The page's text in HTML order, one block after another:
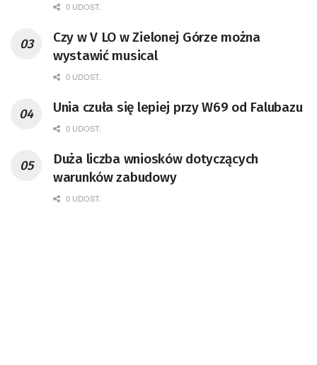
0 UDOST.
Czy w V LO w Zielonej Górze można
wystawić musical
0 UDOST.
Unia czuła się lepiej przy W69 od Falubazu
0 UDOST.
Duża liczba wniosków dotyczących
warunków zabudowy
0 UDOST.